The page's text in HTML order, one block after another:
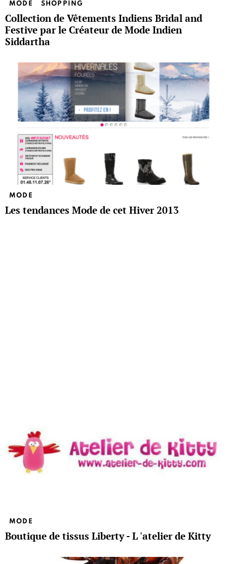
MODE SHOPPING
Collection de Vêtements Indiens Bridal and
Festive par le Créateur de Mode Indien
Siddartha
MODE
Les tendances Mode de cet Hiver 2013
MODE
Boutique de tissus Liberty - L 'atelier de Kitty